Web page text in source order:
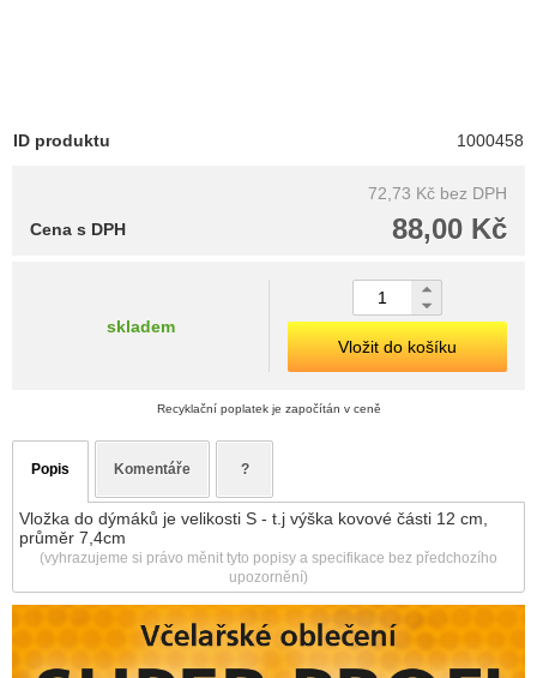
ID produktu 1000458
72,73 Kč bez DPH
88,00 Kč
Cena s DPH
skladem
Vložit do košíku
Recyklační poplatek je započítán v ceně
Popis Komentáře ?
Vložka do dýmáků je velikosti S - t.j výška kovové části 12 cm,
průměr 7,4cm
(vyhrazujeme si právo měnit tyto popisy a specifikace bez předchozího
upozornění)